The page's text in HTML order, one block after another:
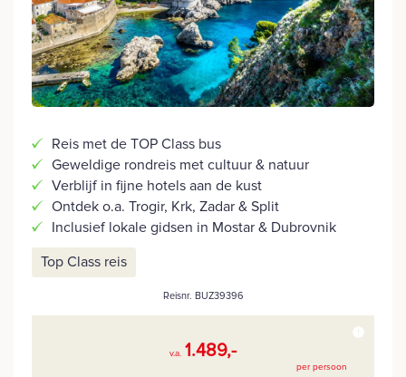
Reis met de TOP Class bus
Geweldige rondreis met cultuur & natuur
Verblijf in fijne hotels aan de kust
Ontdek o.a. Trogir, Krk, Zadar & Split
Inclusief lokale gidsen in Mostar & Dubrovnik
Top Class reis
Reisnr. BUZ39396
v.a. 1.489,-
per persoon